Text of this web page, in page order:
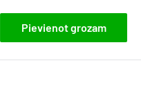
Pievienot grozam